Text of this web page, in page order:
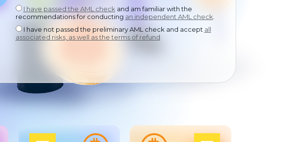
I have passed the AML check and am familiar with the
recommendations for conducting an independent AML check
I have not passed the preliminary AML check and accept all
associated risks, as well as the terms of refund